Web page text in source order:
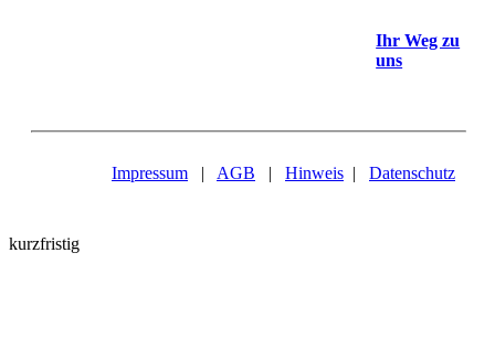
Ihr Weg zu
uns
Impressum | AGB | Hinweis | Datenschutz
kurzfristig